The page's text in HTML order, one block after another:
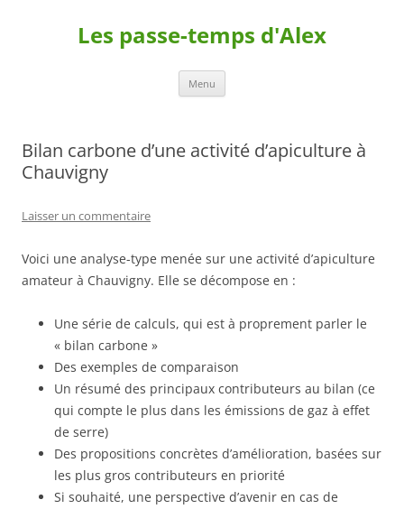
Les passe-temps d'Alex
Menu
Bilan carbone d’une activité d’apiculture à
Chauvigny
Laisser un commentaire
Voici une analyse-type menée sur une activité d’apiculture
amateur à Chauvigny. Elle se décompose en :
Une série de calculs, qui est à proprement parler le
« bilan carbone »
Des exemples de comparaison
Un résumé des principaux contributeurs au bilan (ce
qui compte le plus dans les émissions de gaz à effet
de serre)
Des propositions concrètes d’amélioration, basées sur
les plus gros contributeurs en priorité
Si souhaité, une perspective d’avenir en cas de